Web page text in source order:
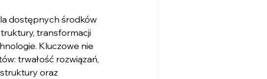
dostępnych środków
transformacji
Kluczowe nie
trwałość rozwiązań,
oraz